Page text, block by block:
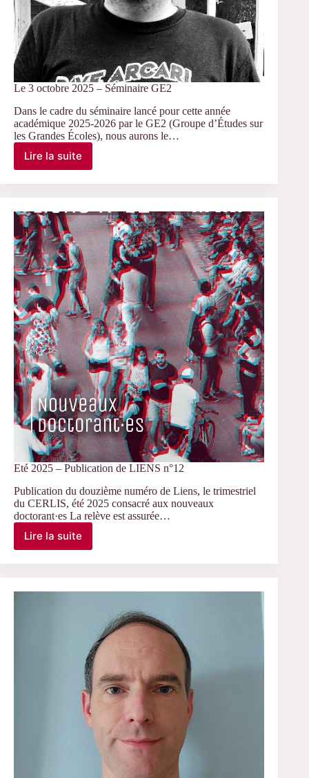
Le 3 octobre 2025 – Séminaire GE2
Dans le cadre du séminaire lancé pour cette année
académique 2025-2026 par le GE2 (Groupe d’Études sur
les Grandes Écoles), nous aurons le…
Lire la suite
Le
–
Séminaire
GE2
Eté 2025 – Publication de LIENS n°12
Publication du douzième numéro de Liens, le trimestriel
du CERLIS, été 2025 consacré aux nouveaux
doctorant·es La relève est assurée…
Lire la suite
Eté
de